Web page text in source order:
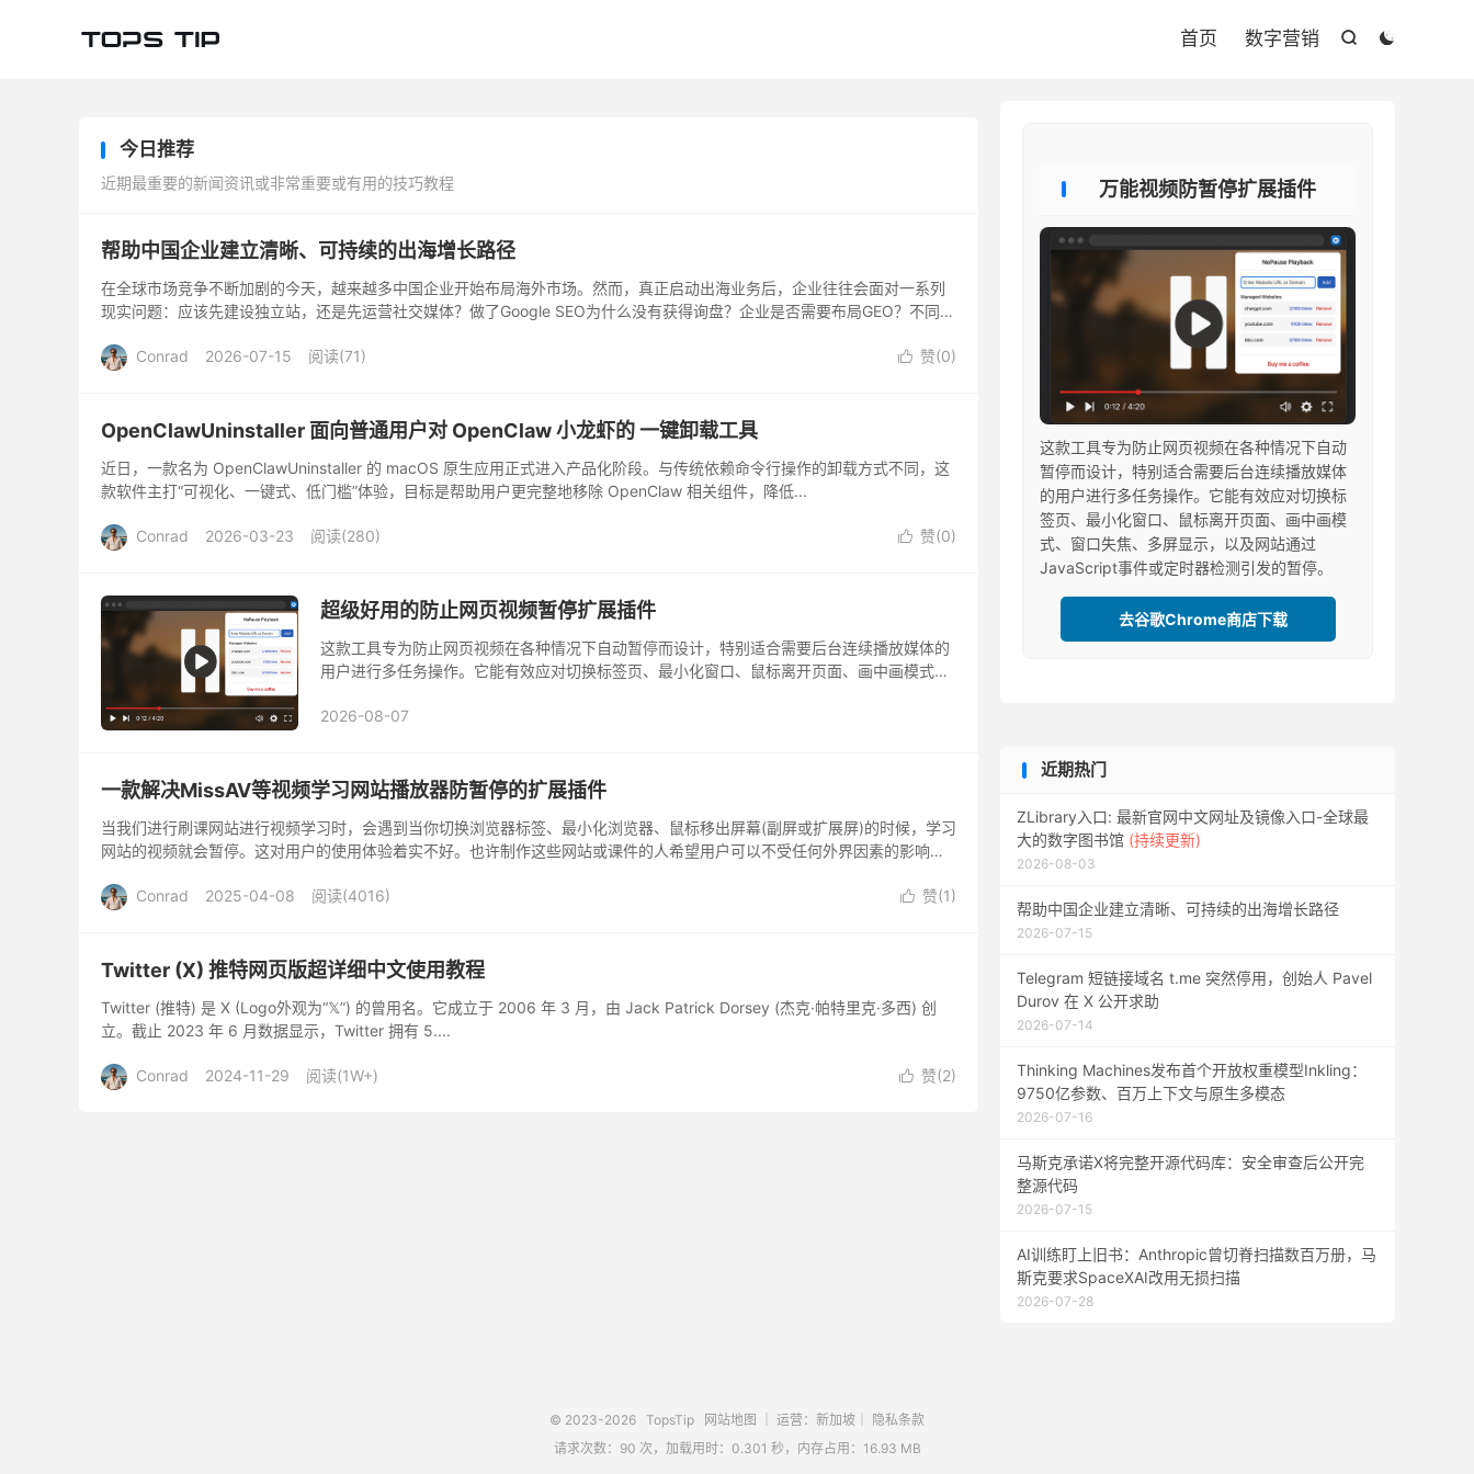


首页 数字营销
今日推荐
近期最重要的新闻资讯或非常重要或有用的技巧教程
帮助中国企业建立清晰、可持续的出海增长路径
在全球市场竞争不断加剧的今天，越来越多中国企业开始布局海外市场。然而，真正启动出海业务后，企业往往会面对一系列
现实问题：应该先建设独立站，还是先运营社交媒体？做了Google SEO为什么没有获得询盘？企业是否需要布局GEO？不同海
 赞(0)
Conrad 2026-07-15 阅读(71)
OpenClawUninstaller 面向普通用户对 OpenClaw 小龙虾的 一键卸载工具
近日，一款名为 OpenClawUninstaller 的 macOS 原生应用正式进入产品化阶段。与传统依赖命令行操作的卸载方式不同，这
款软件主打“可视化、一键式、低门槛”体验，目标是帮助用户更完整地移除 OpenClaw 相关组件，降低...
 赞(0)
Conrad 2026-03-23 阅读(280)
超级好用的防止网页视频暂停扩展插件
这款工具专为防止网页视频在各种情况下自动暂停而设计，特别适合需要后台连续播放媒体的
用户进行多任务操作。它能有效应对切换标签页、最小化窗口、鼠标离开页面、画中画模式、
测引发的暂停。
2026-08-07
一款解决MissAV等视频学习网站播放器防暂停的扩展插件
当我们进行刷课网站进行视频学习时，会遇到当你切换浏览器标签、最小化浏览器、鼠标移出屏幕(副屏或扩展屏)的时候，学习
网站的视频就会暂停。这对用户的使用体验着实不好。也许制作这些网站或课件的人希望用户可以不受任何外界因素的影响，
 赞(1)
Conrad 2025-04-08 阅读(4016)
Twitter (X) 推特网页版超详细中文使用教程
Twitter (推特) 是 X (Logo外观为“𝕏”) 的曾用名。它成立于 2006 年 3 月，由 Jack Patrick Dorsey (杰克·帕特里克·多西) 创
立。截止 2023 年 6 月数据显示，Twitter 拥有 5....
 赞(2)
Conrad 2024-11-29 阅读(1W+)
万能视频防暂停扩展插件
这款工具专为防止网页视频在各种情况下自动
暂停而设计，特别适合需要后台连续播放媒体
的用户进行多任务操作。它能有效应对切换标
签页、最小化窗口、鼠标离开页面、画中画模
式、窗口失焦、多屏显示，以及网站通过
JavaScript事件或定时器检测引发的暂停。
去谷歌Chrome商店下载
近期热门
ZLibrary入口: 最新官网中文网址及镜像入口-全球最
大的数字图书馆 (持续更新)
2026-08-03
帮助中国企业建立清晰、可持续的出海增长路径
2026-07-15
Telegram 短链接域名 t.me 突然停用，创始人 Pavel
Durov 在 X 公开求助
2026-07-14
Thinking Machines发布首个开放权重模型Inkling：
9750亿参数、百万上下文与原生多模态
2026-07-16
马斯克承诺X将完整开源代码库：安全审查后公开完
整源代码
2026-07-15
AI训练盯上旧书：Anthropic曾切脊扫描数百万册，马
斯克要求SpaceXAI改用无损扫描
2026-07-28
© 2023-2026 TopsTip 网站地图 ｜ 运营：新加坡｜
隐私条款
请求次数：90 次，加载用时：0.301 秒，内存占用：16.93 MB